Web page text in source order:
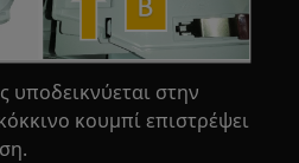
υποδεικνύεται στην
κουμπί επιστρέψει